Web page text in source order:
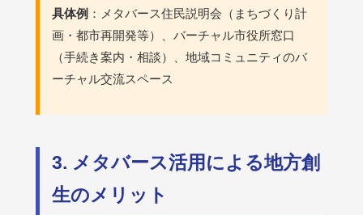
具体例 ：メタバース住民説明会（まちづくり計
画・都市再開発等）、バーチャル市役所窓口
（手続き案内・相談）、地域コミュニティのバ
ーチャル交流スペース
3. メタバース活用による地方創
生のメリット